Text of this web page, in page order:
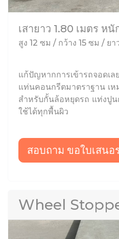
เสายาว 1.80 เมตร ห
สูง 12 ซม / กว้าง 15 ซม / ยา
แก้ปัญหากการเข้ารถจอดเ
แท่นคอนกรีตมาตราฐาน เ
สำหรับกั้นล้อหยุดรถ แท่งปู
ใช้ได้ทุกพื้นผิว
สอบถาม ขอใบเสนอ
Wheel